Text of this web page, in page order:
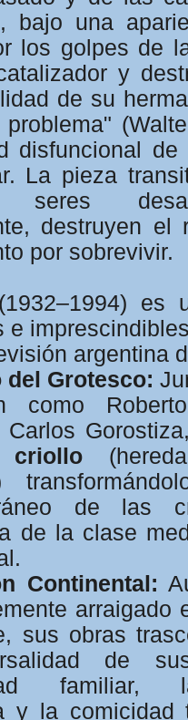
bajo una
los golpes de
y
de su
disfuncional
La pieza
destruyen
por sobrevivir.
es
e
argentina
del Grotesco:
como
Carlos
criollo
de las
de la clase
Continental:
arraigado
sus obras
de
familiar,
y la